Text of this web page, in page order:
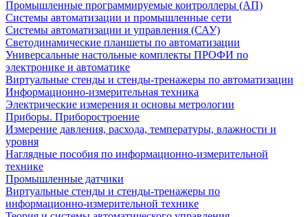
Промышленные программируемые контроллеры (АП)
Системы автоматизации и промышленные сети
Системы автоматизации и управления (САУ)
Светодинамические планшеты по автоматизации
Универсальные настольные комплекты ПРОФИ по
электронике и автоматике
Виртуальные стенды и стенды-тренажеры по автоматизации
Информационно-измерительная техника
Электрические измерения и основы метрологии
Приборы. Приборостроение
Измерение давления, расхода, температуры, влажности и
уровня
Наглядные пособия по информационно-измерительной
технике
Промышленные датчики
Виртуальные стенды и стенды-тренажеры по
информационно-измерительной технике